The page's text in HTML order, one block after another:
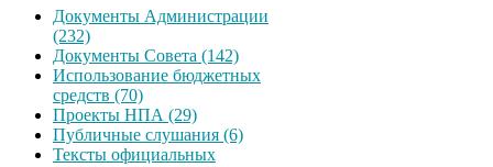
Документы Администрации
(232)
Документы Совета (142)
Использование бюджетных
средств (70)
Проекты НПА (29)
Публичные слушания (6)
Тексты официальных